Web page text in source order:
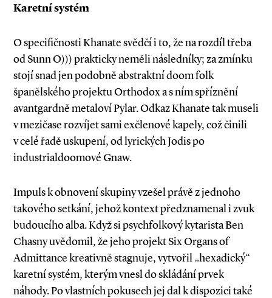
Karetní systém
O specifičnosti Khanate svědčí i to, že na rozdíl třeba
od Sunn O))) prakticky neměli následníky; za zmínku
stojí snad jen podobně abstraktní doom folk
španělského projektu Orthodox a s ním spříznění
avantgardně metaloví Pylar. Odkaz Khanate tak museli
v mezičase rozvíjet sami exčlenové kapely, což činili
v celé řadě uskupení, od lyrických Jodis po
industrialdoomové Gnaw.
Impuls k obnovení skupiny vzešel právě z jednoho
takového setkání, jehož kontext předznamenal i zvuk
budoucího alba. Když si psychfolkový kytarista Ben
Chasny uvědomil, že jeho projekt Six Organs of
Admit­tance kreativně stagnuje, vytvořil „hexadický“
karetní systém, kterým vnesl do skládání prvek
náhody. Po vlastních pokusech jej dal k dispozici také